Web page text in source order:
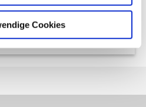
Cookies
Diabetes-
Blindheit